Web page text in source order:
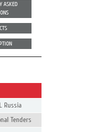
ASKED
Russia
Tenders